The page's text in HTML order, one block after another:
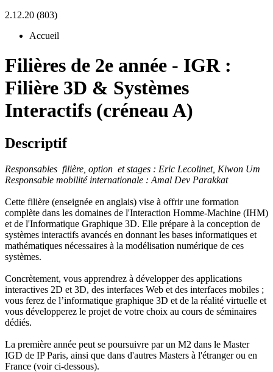
2.12.20 (803)
Accueil
Filières de 2e année - IGR :
Filière 3D & Systèmes
Interactifs (créneau A)
Descriptif
Responsables filière, option et stages : Eric Lecolinet, Kiwon Um
Responsable mobilité internationale : Amal Dev Parakkat
Cette filière (enseignée en anglais) vise à offrir une formation
complète dans les domaines de l'Interaction Homme-Machine (IHM)
et de l'Informatique Graphique 3D. Elle prépare à la conception de
systèmes interactifs avancés en donnant les bases informatiques et
mathématiques nécessaires à la modélisation numérique de ces
systèmes.
Concrètement, vous apprendrez à développer des applications
interactives 2D et 3D, des interfaces Web et des interfaces mobiles ;
vous ferez de l’informatique graphique 3D et de la réalité virtuelle et
vous développerez le projet de votre choix au cours de séminaires
dédiés.
La première année peut se poursuivre par un M2 dans le Master
IGD de IP Paris, ainsi que dans d'autres Masters à l'étranger ou en
France (voir ci-dessous).